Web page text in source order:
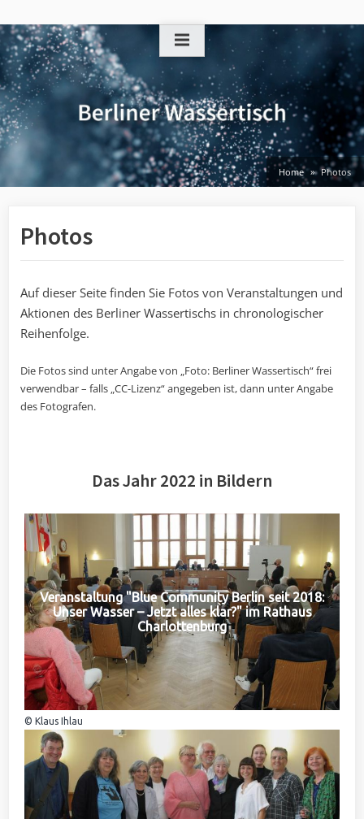
to
content
Home Photos
Photos
Auf dieser Seite finden Sie Fotos von Veranstaltungen und
Aktionen des Berliner Wassertischs in chronologischer
Reihenfolge.
Die Fotos sind unter Angabe von „Foto: Berliner Wassertisch“ frei
verwendbar – falls „CC-Lizenz“ angegeben ist, dann unter Angabe
des Fotografen.
Das Jahr 2022 in Bildern
Veranstaltung "Blue Community Berlin seit 2018:
Unser Wasser – Jetzt alles klar?" im Rathaus
Charlottenburg
© Klaus Ihlau